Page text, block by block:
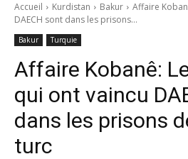
Accueil Kurdistan Bakur
Affaire
DAECH sont dans les prisons...
Bakur Turquie
Affaire Kobanê:
qui ont vaincu
dans les prisons
turc